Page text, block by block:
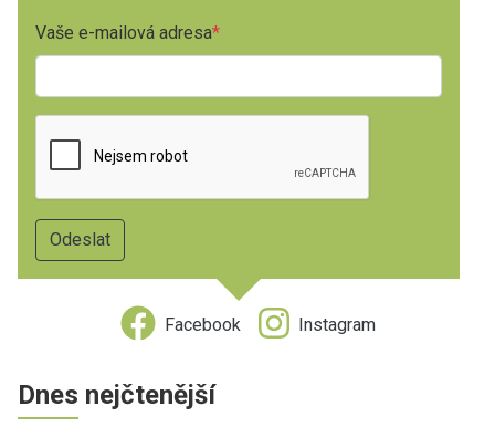
Vaše e-mailová adresa
Facebook Instagram
Dnes nejčtenější